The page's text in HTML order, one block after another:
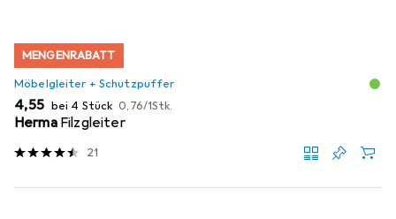
MENGENRABATT
Möbelgleiter + Schutzpuffer
EUR
4,55 bei 4 Stück EUR
0,76/1Stk.
Herma Filzgleiter
21